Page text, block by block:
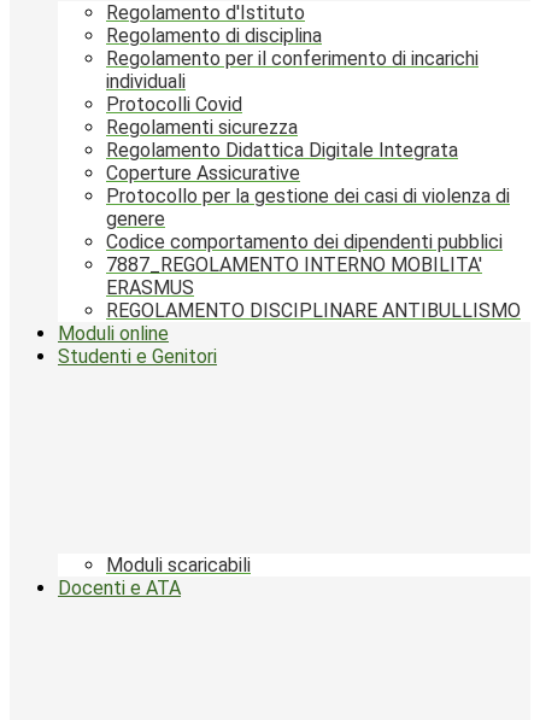
Regolamento d'Istituto
Regolamento di disciplina
Regolamento per il conferimento di incarichi
individuali
Protocolli Covid
Regolamenti sicurezza
Regolamento Didattica Digitale Integrata
Coperture Assicurative
Protocollo per la gestione dei casi di violenza di
genere
Codice comportamento dei dipendenti pubblici
7887_REGOLAMENTO INTERNO MOBILITA'
ERASMUS
REGOLAMENTO DISCIPLINARE ANTIBULLISMO
Moduli online
Studenti e Genitori
Moduli scaricabili
Docenti e ATA